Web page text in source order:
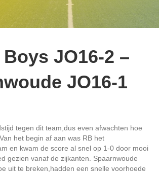
JO16-2 –
JO16-1
tegen dit team,dus even afwachten hoe
het begin af aan was RB het
en kwam de score al snel op 1-0 door mooi
gezien vanaf de zijkanten. Spaarnwoude
uit te breken,hadden een snelle voorhoede